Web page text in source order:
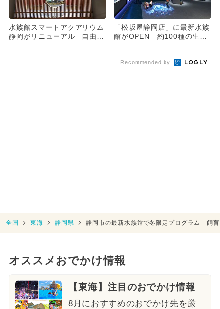
水族館スマートアクアリウム
静岡がリニューアル 自由研
「松坂屋静岡店」に最新水族
館がOPEN 約100種の生き
Recommended by
全国 東海 静岡県 静岡市の最新水族館で冬限定プログラム 飼
オススメおでかけ情報
【東海】注目のおでかけ情報
8月におすすめのおでかけ先を厳